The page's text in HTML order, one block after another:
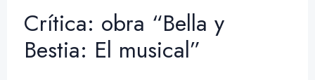
Crítica: obra “Bella y
Bestia: El musical”